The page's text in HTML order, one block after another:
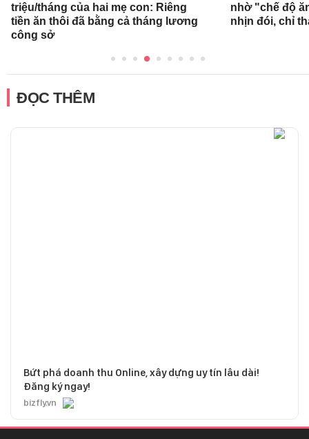
triệu/tháng của hai mẹ con: Riêng
tiền ăn thôi đã bằng cả tháng lương
công sở
nhờ "chế độ
nhịn đói, chỉ
ĐỌC THÊM
Bứt phá doanh thu Online, xây dựng uy tín lâu dài!
Đăng ký ngay!
bizfly.vn